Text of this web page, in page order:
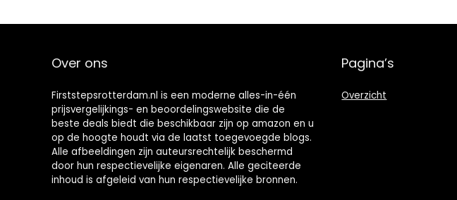
Over ons
Firststepsrotterdam.nl is een moderne alles-in-één
prijsvergelijkings- en beoordelingswebsite die de
beste deals biedt die beschikbaar zijn op amazon en u
op de hoogte houdt via de laatst toegevoegde blogs.
Alle afbeeldingen zijn auteursrechtelijk beschermd
door hun respectievelijke eigenaren. Alle geciteerde
inhoud is afgeleid van hun respectievelijke bronnen.
Pagina’s
Overzicht